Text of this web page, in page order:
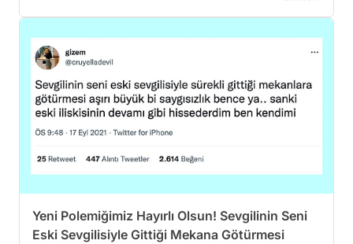
Yeni Polemiğimiz Hayırlı Olsun! Sevgilinin Seni
Eski Sevgilisiyle Gittiği Mekana Götürmesi